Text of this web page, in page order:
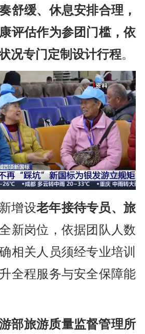
舒缓、休息安排合理，
评估作为参团门槛，依
况专门定制设计行程。
增设老年接待专员、旅
新岗位，依据团队人数
相关人员须经专业培训
全程服务与安全保障能
部旅游质量监督管理所